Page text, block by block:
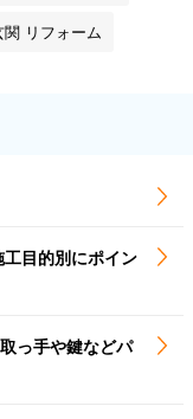
関 リフォーム
目的別にポイン
っ手や鍵などパ